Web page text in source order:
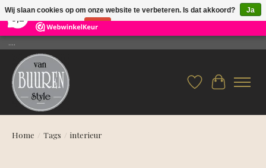
26 Reviews ×
....
Verlanglijst
Home / Tags / interieur
Wij slaan cookies op om onze website te verbeteren. Is dat akkoord?
Ja
Nee